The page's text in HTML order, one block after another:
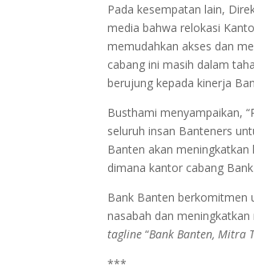
Pada kesempatan lain,
media bahwa relokasi
memudahkan akses dan
cabang ini masih dalam
berujung kepada kinerja
Busthami menyampaikan,
seluruh insan Banteners
Banten akan
dimana kantor cabang
Bank Banten berkomitmen
nasabah dan
tagline“Bank Banten, Mitra
***